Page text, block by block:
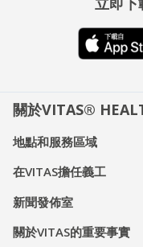
關於VITAS®
地點和服務區域
在VITAS擔任義工
新聞發佈室
關於VITAS的重要事實